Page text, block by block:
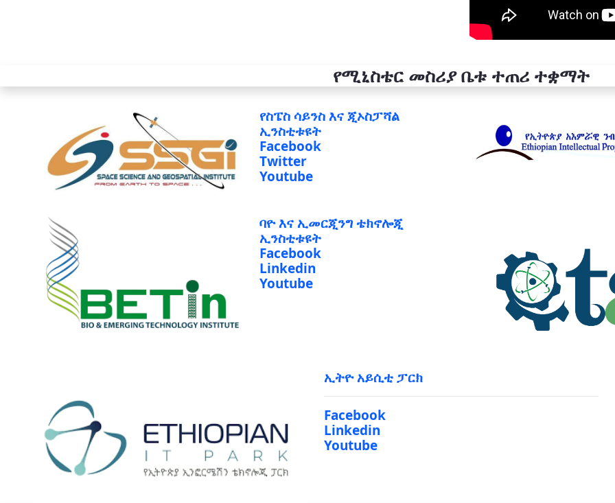
የሚኒስቴር መስሪያ ቤቱ ተጠሪ ተቋማት
የስፔስ ሳይንስ እና ጂኦስፓሻል
ኢንስቲቱዩት
Facebook
Twitter
Youtube
ባዮ እና ኢመርጂንግ ቴክኖሎጂ
ኢንስቲቱዩት
Facebook
Linkedin
Youtube
ኢትዮ አይሲቲ ፓርክ
Facebook
Linkedin
Youtube